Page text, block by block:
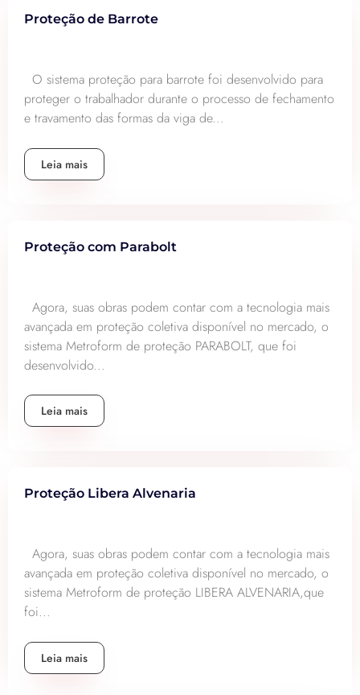
Proteção de Barrote
O sistema proteção para barrote foi desenvolvido para
proteger o trabalhador durante o processo de fechamento
e travamento das formas da viga de...
Leia mais
Proteção com Parabolt
Agora, suas obras podem contar com a tecnologia mais
avançada em proteção coletiva disponível no mercado, o
sistema Metroform de proteção PARABOLT, que foi
desenvolvido...
Leia mais
Proteção Libera Alvenaria
Agora, suas obras podem contar com a tecnologia mais
avançada em proteção coletiva disponível no mercado, o
sistema Metroform de proteção LIBERA ALVENARIA,que
foi...
Leia mais